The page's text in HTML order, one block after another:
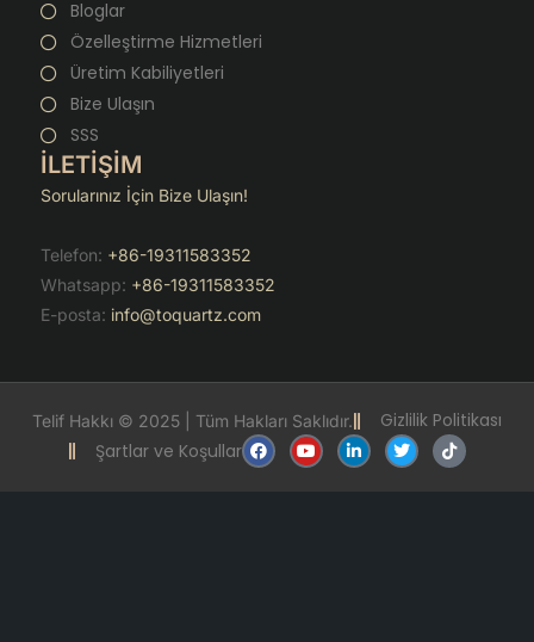
Bloglar
Özelleştirme Hizmetleri
Üretim Kabiliyetleri
Bize Ulaşın
SSS
İLETİŞİM
Sorularınız İçin Bize Ulaşın!
Telefon: +86-19311583352
Whatsapp: +86-19311583352
E-posta: info@toquartz.com
Telif Hakkı © 2025 | Tüm Hakları Saklıdır.
Gizlilik Politikası
Şartlar ve Koşullar
F
a
c
Y
o
u
L
i
n
T
w
i
T
i
k